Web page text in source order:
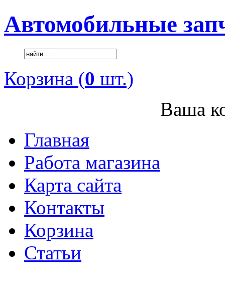
Автомобильные
Корзина (0 шт.)
Ваша
Главная
Работа магазина
Карта сайта
Контакты
Корзина
Статьи